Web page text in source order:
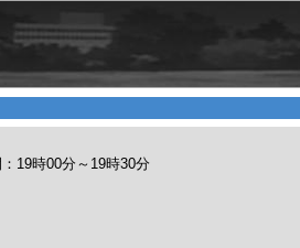
19時00分～19時30分